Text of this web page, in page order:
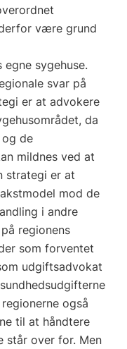
være grund
sygehuse.
svar på
er at advokere
da
de
mildnes ved at
strategi er at
mod de
i andre
regionens
som forventet
udgiftsadvokat
også
til at håndtere
står over for. Men